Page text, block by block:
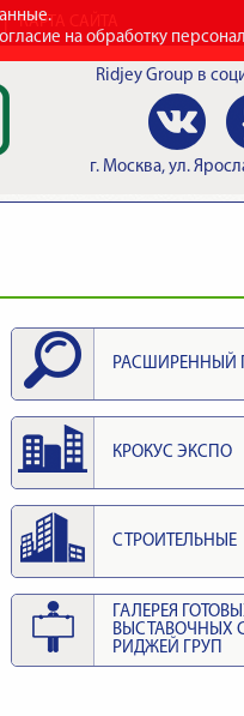
на обработку
КАРТА САЙТА
Ridjey Group в
г. Москва, ул.
РАСШИРЕННЫЙ
КРОКУС ЭКСПО
СТРОИТЕЛЬНЫЕ
ГАЛЕРЕЯ
ВЫСТАВОЧНЫХ
РИДЖЕЙ ГРУП